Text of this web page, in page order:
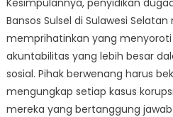
Kesimpulannya, penyidikan
Bansos Sulsel di Sulawesi
memprihatinkan yang
akuntabilitas yang lebih besar
sosial. Pihak berwenang harus
mengungkap setiap kasus
mereka yang bertanggung